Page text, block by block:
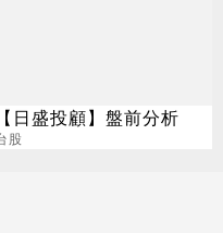
【日盛投顧】盤前分析
股